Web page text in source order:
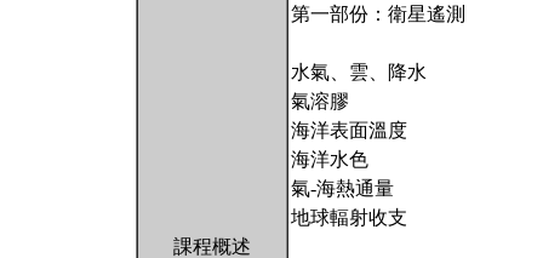
課程概述
第一部份：衛星遙測
水氣、雲、降水
氣溶膠
海洋表面溫度
海洋水色
氣-海熱通量
地球輻射收支